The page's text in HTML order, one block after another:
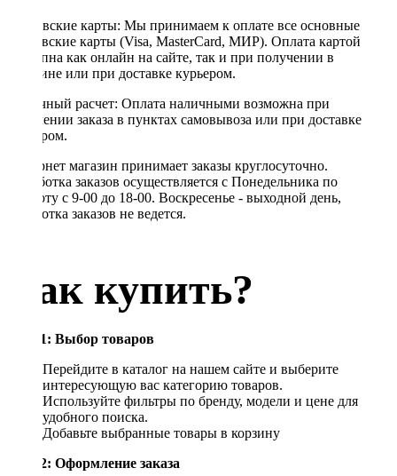
Банковские карты: Мы принимаем к оплате все основные
банковские карты (Visa, MasterCard, МИР). Оплата картой
доступна как онлайн на сайте, так и при получении в
магазине или при доставке курьером.
Наличный расчет: Оплата наличными возможна при
получении заказа в пунктах самовывоза или при доставке
курьером.
Интернет магазин принимает заказы круглосуточно.
Обработка заказов осуществляется с Понедельника по
Субботу с 9-00 до 18-00. Воскресенье - выходной день,
обработка заказов не ведется.
Как купить?
Шаг 1: Выбор товаров
Перейдите в каталог на нашем сайте и выберите
интересующую вас категорию товаров.
Используйте фильтры по бренду, модели и цене для
удобного поиска.
Добавьте выбранные товары в корзину
Шаг 2: Оформление заказа